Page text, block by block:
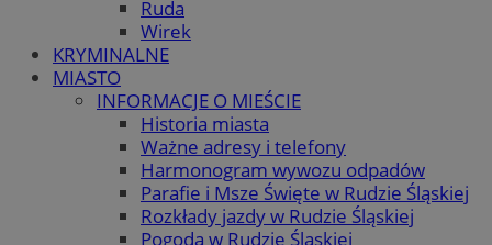
Ruda
Wirek
KRYMINALNE
MIASTO
INFORMACJE O MIEŚCIE
Historia miasta
Ważne adresy i telefony
Harmonogram wywozu odpadów
Parafie i Msze Święte w Rudzie Śląskiej
Rozkłady jazdy w Rudzie Śląskiej
Pogoda w Rudzie Śląskiej